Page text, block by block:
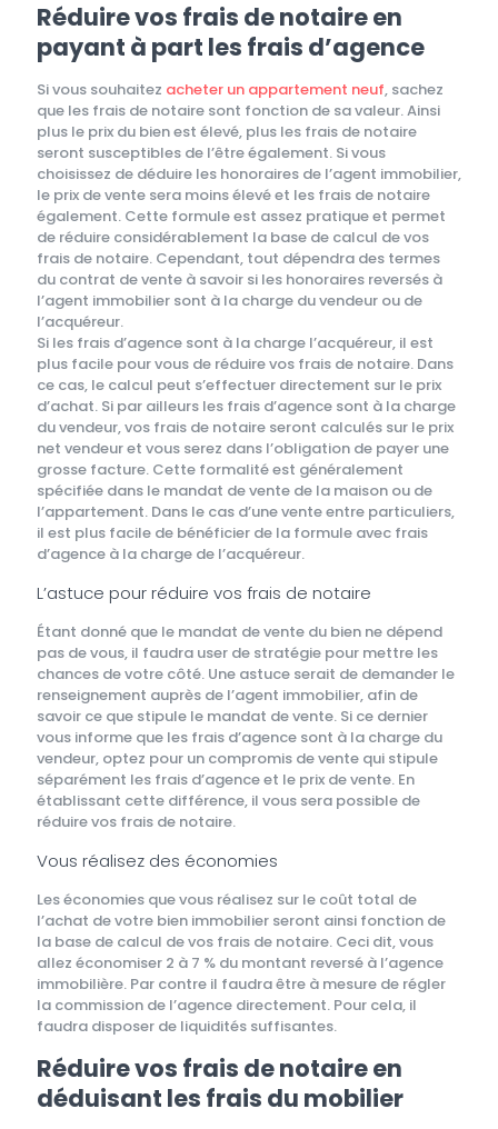
Réduire vos frais de notaire en
payant à part les frais d’agence
Si vous souhaitez acheter un appartement neuf, sachez
que les frais de notaire sont fonction de sa valeur. Ainsi
plus le prix du bien est élevé, plus les frais de notaire
seront susceptibles de l’être également. Si vous
choisissez de déduire les honoraires de l’agent immobilier,
le prix de vente sera moins élevé et les frais de notaire
également. Cette formule est assez pratique et permet
de réduire considérablement la base de calcul de vos
frais de notaire. Cependant, tout dépendra des termes
du contrat de vente à savoir si les honoraires reversés à
l’agent immobilier sont à la charge du vendeur ou de
l’acquéreur.
Si les frais d’agence sont à la charge l’acquéreur, il est
plus facile pour vous de réduire vos frais de notaire. Dans
ce cas, le calcul peut s’effectuer directement sur le prix
d’achat. Si par ailleurs les frais d’agence sont à la charge
du vendeur, vos frais de notaire seront calculés sur le prix
net vendeur et vous serez dans l’obligation de payer une
grosse facture. Cette formalité est généralement
spécifiée dans le mandat de vente de la maison ou de
l’appartement. Dans le cas d’une vente entre particuliers,
il est plus facile de bénéficier de la formule avec frais
d’agence à la charge de l’acquéreur.
L’astuce pour réduire vos frais de notaire
Étant donné que le mandat de vente du bien ne dépend
pas de vous, il faudra user de stratégie pour mettre les
chances de votre côté. Une astuce serait de demander le
renseignement auprès de l’agent immobilier, afin de
savoir ce que stipule le mandat de vente. Si ce dernier
vous informe que les frais d’agence sont à la charge du
vendeur, optez pour un compromis de vente qui stipule
séparément les frais d’agence et le prix de vente. En
établissant cette différence, il vous sera possible de
réduire vos frais de notaire.
Vous réalisez des économies
Les économies que vous réalisez sur le coût total de
l’achat de votre bien immobilier seront ainsi fonction de
la base de calcul de vos frais de notaire. Ceci dit, vous
allez économiser 2 à 7 % du montant reversé à l’agence
immobilière. Par contre il faudra être à mesure de régler
la commission de l’agence directement. Pour cela, il
faudra disposer de liquidités suffisantes.
Réduire vos frais de notaire en
déduisant les frais du mobilier